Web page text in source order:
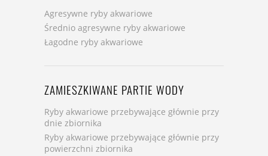
Agresywne ryby akwariowe
Średnio agresywne ryby akwariowe
Łagodne ryby akwariowe
ZAMIESZKIWANE PARTIE WODY
Ryby akwariowe przebywające głównie przy
dnie zbiornika
Ryby akwariowe przebywające głównie przy
powierzchni zbiornika